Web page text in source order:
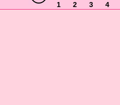
1 2 3 4